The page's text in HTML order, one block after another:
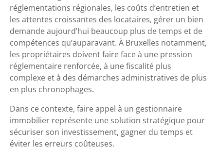
réglementations régionales, les coûts d’entretien et
les attentes croissantes des locataires, gérer un bien
demande aujourd’hui beaucoup plus de temps et de
compétences qu’auparavant. À Bruxelles notamment,
les propriétaires doivent faire face à une pression
réglementaire renforcée, à une fiscalité plus
complexe et à des démarches administratives de plus
en plus chronophages.
Dans ce contexte, faire appel à un gestionnaire
immobilier représente une solution stratégique pour
sécuriser son investissement, gagner du temps et
éviter les erreurs coûteuses.